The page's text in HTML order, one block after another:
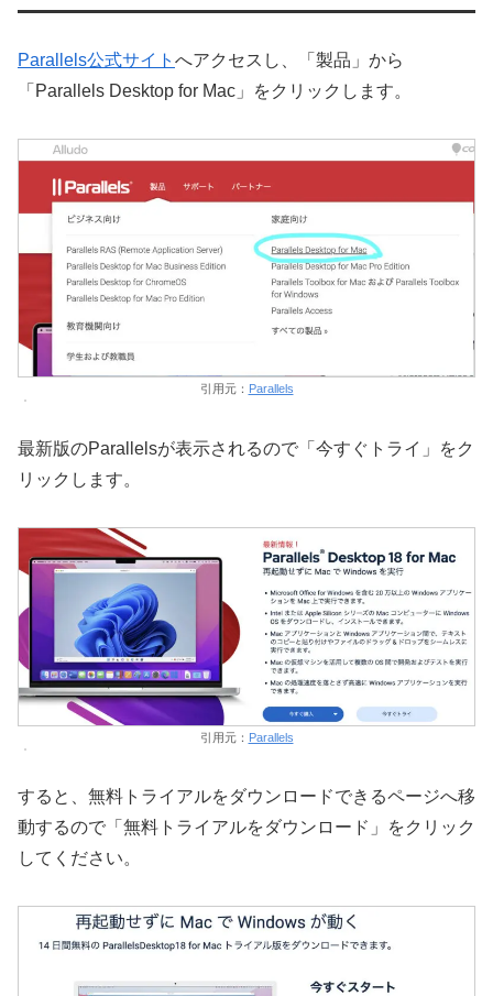
Parallels公式サイト へアクセスし、「製品」から
「Parallels Desktop for Mac」をクリックします。
引用元： Parallels
最新版のParallelsが表示されるので「今すぐトライ」をク
リックします。
引用元： Parallels
すると、無料トライアルをダウンロードできるページへ移
動するので「無料トライアルをダウンロード」をクリック
してください。